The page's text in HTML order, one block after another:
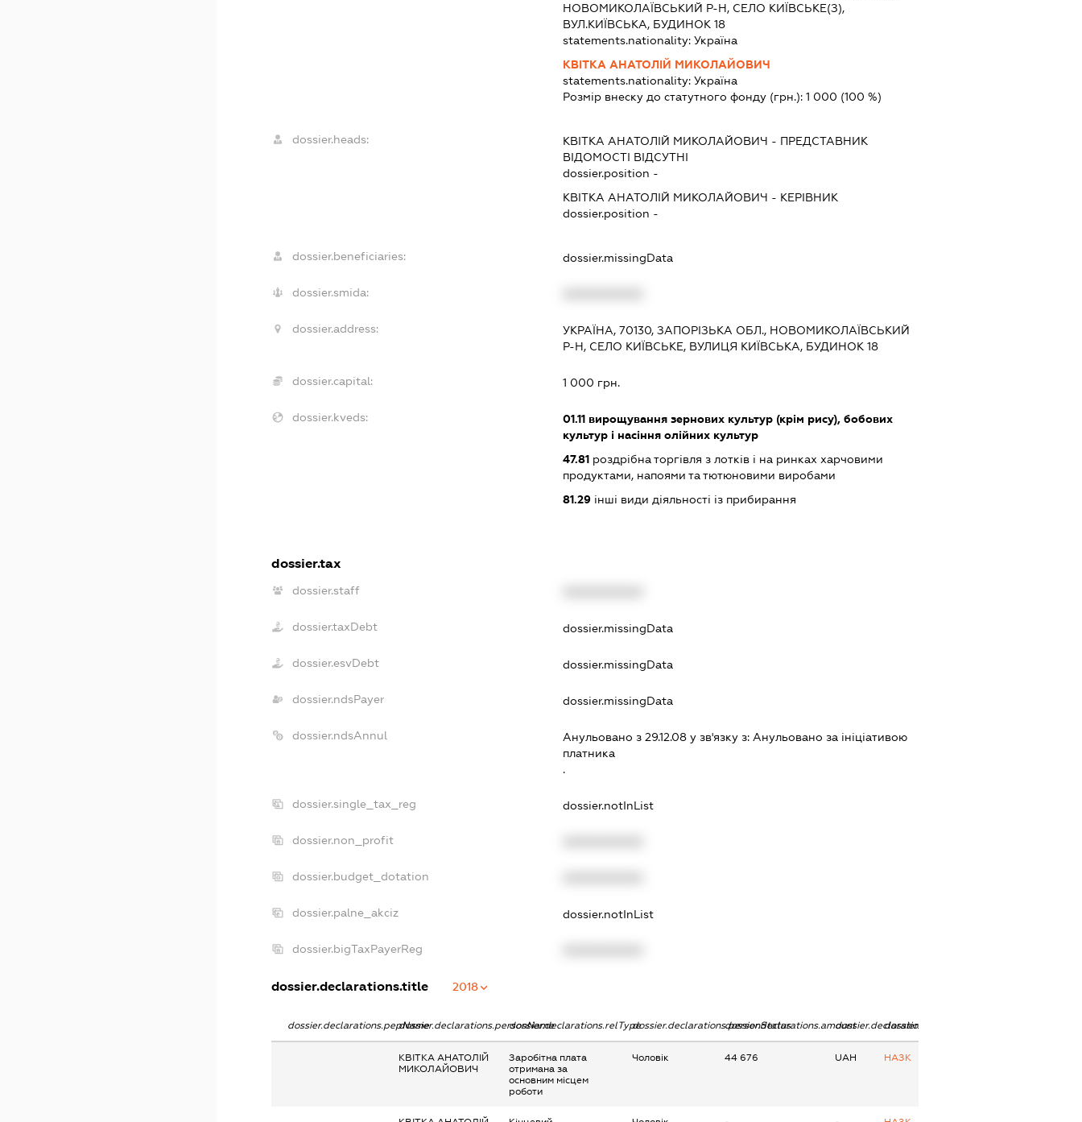
НОВОМИКОЛАЇВСЬКИЙ Р-Н, СЕЛО КИЇВСЬКЕ(З),
ВУЛ.КИЇВСЬКА, БУДИНОК 18
statements.nationality: Україна
КВІТКА АНАТОЛІЙ МИКОЛАЙОВИЧ
statements.nationality: Україна
Розмір внеску до статутного фонду (грн.): 1 000 (100 %)
dossier.heads: КВІТКА АНАТОЛІЙ МИКОЛАЙОВИЧ - ПРЕДСТАВНИК
ВІДОМОСТІ ВІДСУТНІ
dossier.position -
КВІТКА АНАТОЛІЙ МИКОЛАЙОВИЧ - КЕРІВНИК
dossier.position -
dossier.beneficiaries: dossier.missingData
dossier.smida:
dossier.address:
УКРАЇНА, 70130, ЗАПОРІЗЬКА ОБЛ., НОВОМИКОЛАЇВСЬКИЙ
Р-Н, СЕЛО КИЇВСЬКЕ, ВУЛИЦЯ КИЇВСЬКА, БУДИНОК 18
dossier.capital: 1 000 грн.
dossier.kveds: 01.11вирощування зернових культур (крім рису), бобових
культур і насіння олійних культур
47.81роздрібна торгівля з лотків і на ринках харчовими
продуктами, напоями та тютюновими виробами
81.29інші види діяльності із прибирання
dossier.tax
dossier.staff
dossier.taxDebt dossier.missingData
dossier.esvDebt dossier.missingData
dossier.ndsPayer dossier.missingData
dossier.ndsAnnul Анульовано з 29.12.08 у зв'язку з: Анульовано за iнiцiативою
платника
.
dossier.single_tax_reg dossier.notInList
dossier.non_profit
dossier.budget_dotation
dossier.palne_akciz dossier.notInList
dossier.bigTaxPayerReg
dossier.declarations.title 2018
dossier.declarations.pepNamedossier.declarations.personNamedossier.declarations.relTypedossier.declarations.personStatusdossier.declarations.amountdossier.declarations.currency
dossier.declarations.source
КВІТКА АНАТОЛІЙ
МИКОЛАЙОВИЧ
Заробітна плата
отримана за
основним місцем
роботи
Чоловік 44 676 UAH НАЗК